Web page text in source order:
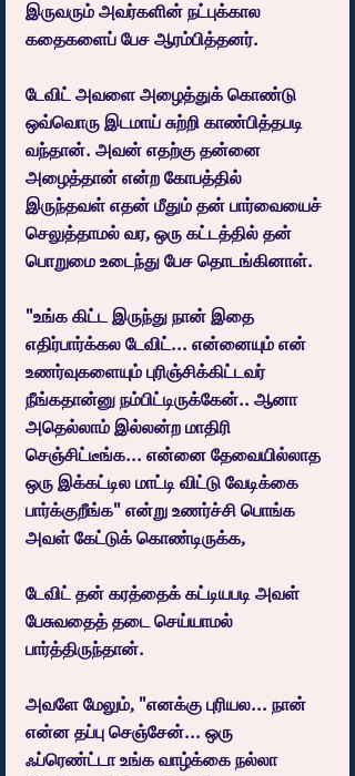
இருவரும் அவர்களின் நட்புக்கால
கதைகளைப் பேச ஆரம்பித்தனர்.
டேவிட் அவளை அழைத்துக் கொண்டு
ஒவ்வொரு இடமாய் சுற்றி காண்பித்தபடி
வந்தான். அவன் எதற்கு தன்னை
அழைத்தான் என்ற கோபத்தில்
இருந்தவள் எதன் மீதும் தன் பார்வையைச்
செலுத்தாமல் வர, ஒரு கட்டத்தில் தன்
பொறுமை உடைந்து பேச தொடங்கினாள்.
"உங்க கிட்ட இருந்து நான் இதை
எதிர்பார்க்கல டேவிட்... என்னையும் என்
உணர்வுகளையும் புரிஞ்சிக்கிட்டவர்
நீங்கதான்னு நம்பிட்டிருக்கேன்.. ஆனா
அதெல்லாம் இல்லன்ற மாதிரி
செஞ்சிட்டீங்க... என்னை தேவையில்லாத
ஒரு இக்கட்டில மாட்டி விட்டு வேடிக்கை
பார்க்குறீங்க" என்று உணர்ச்சி பொங்க
அவள் கேட்டுக் கொண்டிருக்க,
டேவிட் தன் கரத்தைக் கட்டியபடி அவள்
பேசுவதைத் தடை செய்யாமல்
பார்த்திருந்தான்.
அவளே மேலும், "எனக்கு புரியல... நான்
என்ன தப்பு செஞ்சேன்... ஒரு
ஃப்ரெண்ட்டா உங்க வாழ்க்கை நல்லா